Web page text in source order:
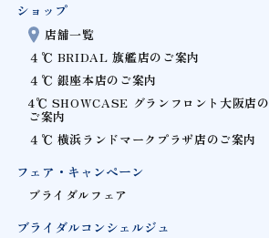
ショップ
店舗一覧
４℃ BRIDAL 旗艦店のご案内
４℃ 銀座本店のご案内
4℃ SHOWCASE グランフロント大阪店の
ご案内
４℃ 横浜ランドマークプラザ店のご案内
フェア・キャンペーン
ブライダルフェア
ブライダルコンシェルジュ